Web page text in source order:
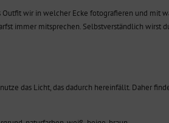
wir in welcher Ecke fotografieren und mit
immer mitsprechen. Selbstverständlich wirst
das Licht, das dadurch hereinfällt. Daher